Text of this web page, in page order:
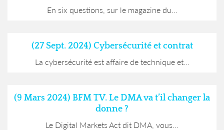
En six questions, sur le magazine du...
(27 Sept. 2024) Cybersécurité et contrat
La cybersécurité est affaire de technique et...
(9 Mars 2024) BFM TV. Le DMA va t’il changer la
donne ?
Le Digital Markets Act dit DMA, vous...